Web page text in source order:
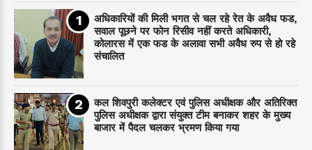
अधिकारियों की मिली भगत से चल रहे रेत के अवैध फड,
सवाल पूछने पर फोन रिसीव नहीं करते अधिकारी,
कोलारस में एक फड के अलावा सभी अवैध रुप से हो रहे
संचालित
कल शिवपुरी कलेक्टर एवं पुलिस अधीक्षक और अतिरिक्त
पुलिस अधीक्षक द्वारा संयुक्त टीम बनाकर शहर के मुख्य
बाजार में पैदल चलकर भ्रमण किया गया